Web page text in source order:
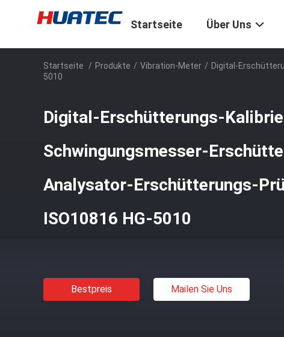
Startseite Über Uns
Startseite / Produkte / Vibration-Meter / Digital-
5010
Digital-Erschütterungs-
Schwingungsmesser-
Analysator-Erschütterungs-
ISO10816 HG-5010
Bestpreis Mailen Sie Uns